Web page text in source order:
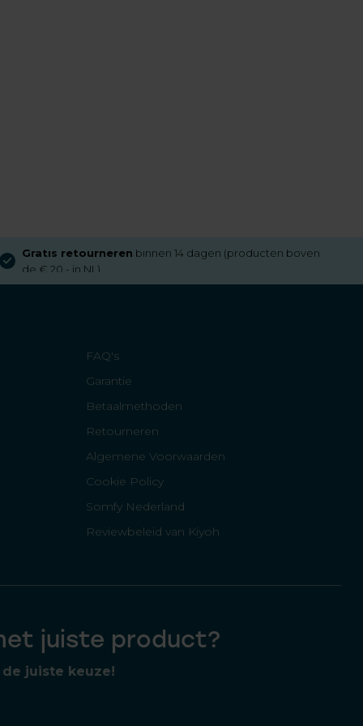
Gratis retourneren binnen 14 dagen (producten boven
de € 20,- in NL)
FAQ's
Garantie
Betaalmethoden
Retourneren
Algemene Voorwaarden
Cookie Policy
Somfy Nederland
Reviewbeleid van Kiyoh
juiste product?
juiste keuze!